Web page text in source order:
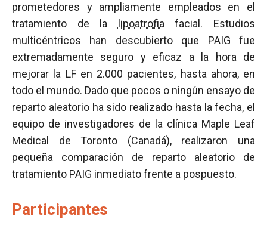
prometedores y ampliamente empleados en el
tratamiento de la
lipoatrofia facial. Estudios
multicéntricos han descubierto que PAIG fue
extremadamente seguro y eficaz a la hora de
mejorar la LF en 2.000 pacientes, hasta ahora, en
todo el mundo. Dado que pocos o ningún ensayo de
reparto aleatorio ha sido realizado hasta la fecha, el
equipo de investigadores de la clínica Maple Leaf
Medical de Toronto (Canadá), realizaron una
pequeña comparación de reparto aleatorio de
tratamiento PAIG inmediato frente a pospuesto.
Participantes